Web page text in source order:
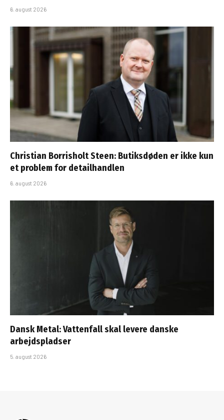
6. august 2026
Christian Borrisholt Steen: Butiksdøden er ikke kun
et problem for detailhandlen
6. august 2026
Dansk Metal: Vattenfall skal levere danske
arbejdspladser
5. august 2026